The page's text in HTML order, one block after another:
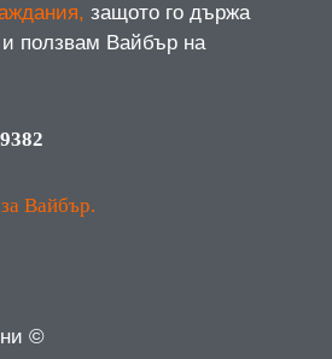
защото го държа
ползвам Вайбър на
Вайбър.
©